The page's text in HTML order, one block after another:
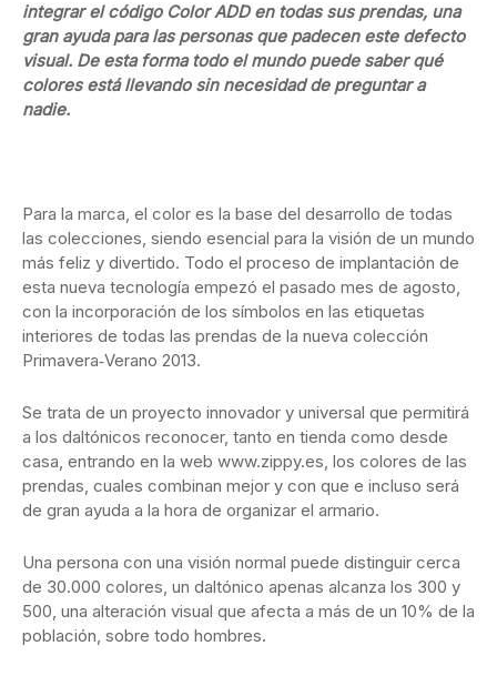
integrar el código Color ADD en todas sus prendas, una
gran ayuda para las personas que padecen este defecto
visual. De esta forma todo el mundo puede saber qué
colores está llevando sin necesidad de preguntar a
nadie.
Para la marca, el color es la base del desarrollo de todas
las colecciones, siendo esencial para la visión de un mundo
más feliz y divertido. Todo el proceso de implantación de
esta nueva tecnología empezó el pasado mes de agosto,
con la incorporación de los símbolos en las etiquetas
interiores de todas las prendas de la nueva colección
Primavera‐Verano 2013.
Se trata de un proyecto innovador y universal que permitirá
a los daltónicos reconocer, tanto en tienda como desde
casa, entrando en la web www.zippy.es, los colores de las
prendas, cuales combinan mejor y con que e incluso será
de gran ayuda a la hora de organizar el armario.
Una persona con una visión normal puede distinguir cerca
de 30.000 colores, un daltónico apenas alcanza los 300 y
500, una alteración visual que afecta a más de un 10% de la
población, sobre todo hombres.